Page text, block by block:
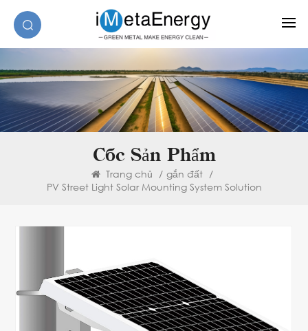
Các Sản Phẩm
Trang chủ / gắn đất /
PV Street Light Solar Mounting System Solution